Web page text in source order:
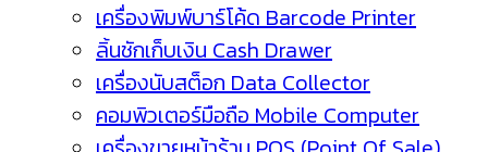
เครื่องพิมพ์บาร์โค้ด Barcode Printer
ลิ้นชักเก็บเงิน Cash Drawer
เครื่องนับสต็อก Data Collector
คอมพิวเตอร์มือถือ Mobile Computer